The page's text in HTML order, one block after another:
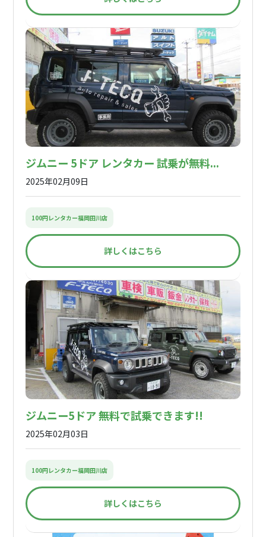
ジムニー 5ドア レンタカー 試乗が無料...
2025年02月09日
100円レンタカー福岡田川店
詳しくはこちら
ジムニー5ドア 無料で試乗できます!!
2025年02月03日
100円レンタカー福岡田川店
詳しくはこちら